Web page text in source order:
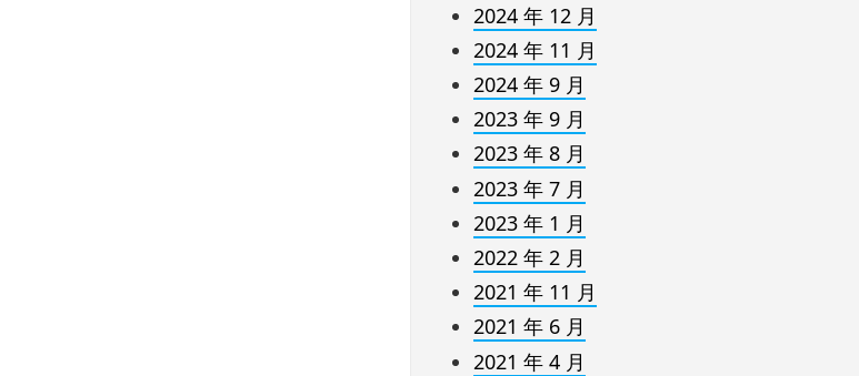
2024 年 12 月
2024 年 11 月
2024 年 9 月
2023 年 9 月
2023 年 8 月
2023 年 7 月
2023 年 1 月
2022 年 2 月
2021 年 11 月
2021 年 6 月
2021 年 4 月